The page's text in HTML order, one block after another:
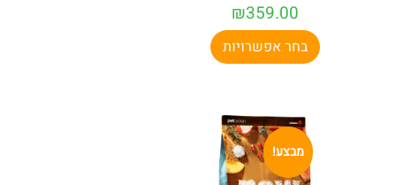
₪359.00
בחר אפשרויות
מבצע!